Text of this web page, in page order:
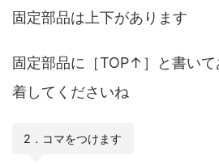
固定部品は上下があります
固定部品に［TOP↑］と書い
着してくださいね
2．コマをつけます